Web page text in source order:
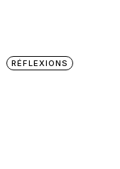
RÉFLEXIONS